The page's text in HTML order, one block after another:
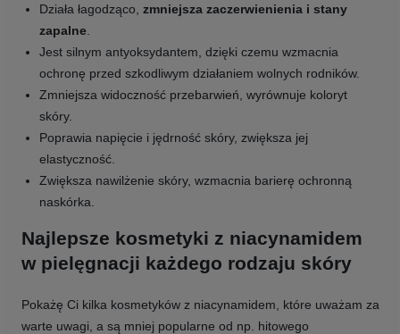
Działa łagodząco, zmniejsza zaczerwienienia i stany
zapalne.
Jest silnym antyoksydantem, dzięki czemu wzmacnia
ochronę przed szkodliwym działaniem wolnych rodników.
Zmniejsza widoczność przebarwień, wyrównuje koloryt
skóry.
Poprawia napięcie i jędrność skóry, zwiększa jej
elastyczność.
Zwiększa nawilżenie skóry, wzmacnia barierę ochronną
naskórka.
Najlepsze kosmetyki z niacynamidem
w pielęgnacji każdego rodzaju skóry
Pokażę Ci kilka kosmetyków z niacynamidem, które uważam za
warte uwagi, a są mniej popularne od np. hitowego